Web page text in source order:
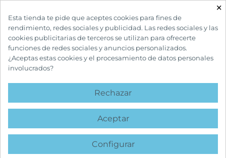
INICIO INFANTIL Y MATERNIDAD
favorite
×
Esta tienda te pide que aceptes cookies para fines de
rendimiento, redes sociales y publicidad. Las redes sociales y las
cookies publicitarias de terceros se utilizan para ofrecerte
funciones de redes sociales y anuncios personalizados.
¿Aceptas estas cookies y el procesamiento de datos personales
involucrados?
Rechazar
Aceptar
Configurar